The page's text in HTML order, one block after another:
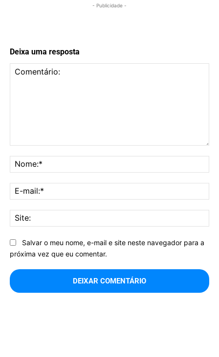
- Publicidade -
Deixa uma resposta
Salvar o meu nome, e-mail e site neste navegador para a
próxima vez que eu comentar.